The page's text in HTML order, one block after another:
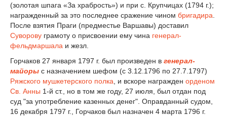
(золотая шпага «За храбрость») и при с. Крупчицах (1794 г.);
награжденный за это последнее сражение чином бригадира
После взятия Праги (предместье Варшавы) доставил
Суворову грамоту о присвоении ему чина генерал-
фельдмаршала и жезл.
Горчаков 27 января 1797 г. был произведен в генерал-
майоры с назначением шефом (с 3.12.1796 по 27.7.1797)
Ряжского мушкетерского полка , и вскоре награжден орденом
Св. Анны 1-й ст., но в том же году, 27 июля, был отдан под
суд "за употребление казенных денег". Оправданный судом,
16 декабря 1797 г., Горчаков был назначен 4 марта 1796 г.